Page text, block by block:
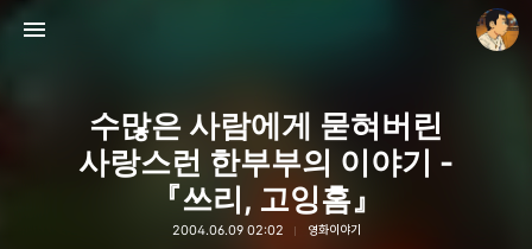
수많은 사람에게 묻혀버린
사랑스런 한부부의 이야기 -
『쓰리, 고잉홈』
2004.06.09 02:02 영화이야기